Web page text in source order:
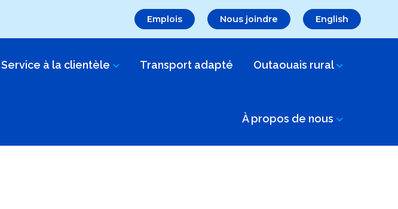
Emplois Nous joindre English
Service à la clientèle Transport adapté Outaouais rural
À propos de nous